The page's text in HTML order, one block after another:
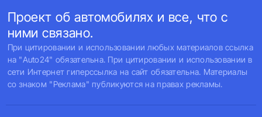
Проект об автомобилях и все, что с
ними связано.
При цитировании и использовании любых материалов ссылка
на "Auto24" обязательна. При цитировании и использовании в
сети Интернет гиперссылка на сайт обязательна. Материалы
со знаком "Реклама" публикуются на правах рекламы.